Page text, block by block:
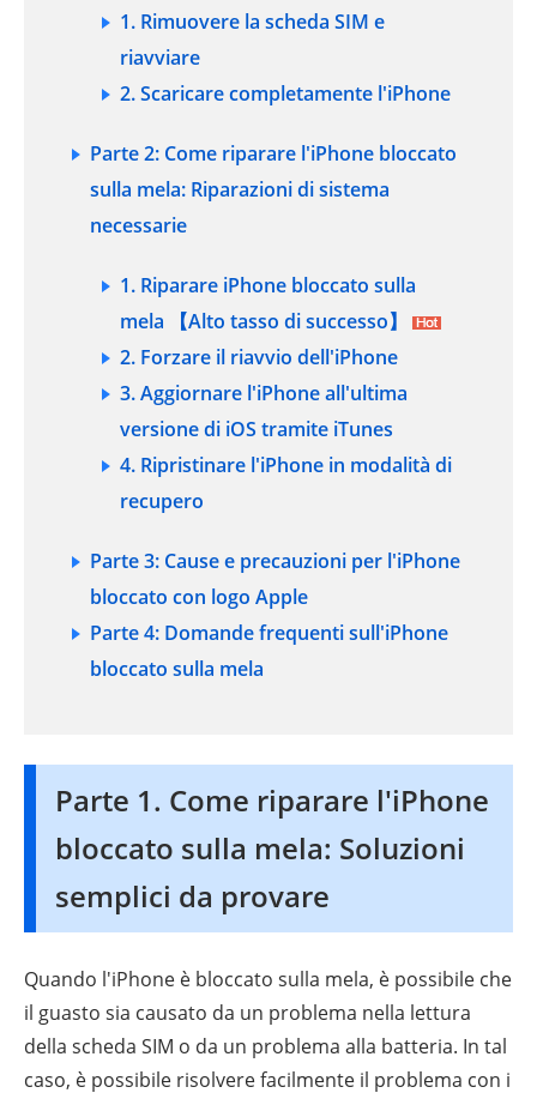
1. Rimuovere la scheda SIM e
riavviare
2. Scaricare completamente l'iPhone
Parte 2: Come riparare l'iPhone bloccato
sulla mela: Riparazioni di sistema
necessarie
1. Riparare iPhone bloccato sulla
mela 【Alto tasso di successo】
2. Forzare il riavvio dell'iPhone
3. Aggiornare l'iPhone all'ultima
versione di iOS tramite iTunes
4. Ripristinare l'iPhone in modalità di
recupero
Parte 3: Cause e precauzioni per l'iPhone
bloccato con logo Apple
Parte 4: Domande frequenti sull'iPhone
bloccato sulla mela
Parte 1. Come riparare l'iPhone
bloccato sulla mela: Soluzioni
semplici da provare
Quando l'iPhone è bloccato sulla mela, è possibile che
il guasto sia causato da un problema nella lettura
della scheda SIM o da un problema alla batteria. In tal
caso, è possibile risolvere facilmente il problema con i